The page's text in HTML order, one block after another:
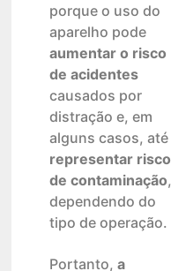
porque o uso do
aparelho pode
aumentar o risco
de acidentes
causados por
distração e, em
alguns casos, até
representar risco
de contaminação,
dependendo do
tipo de operação.
Portanto, a